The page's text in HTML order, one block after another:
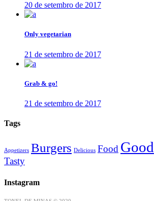
20 de setembro de 2017
Only vegetarian
21 de setembro de 2017
Grab & go!
21 de setembro de 2017
Tags
Appetizers Burgers Delicious Food Good
Tasty
Instagram